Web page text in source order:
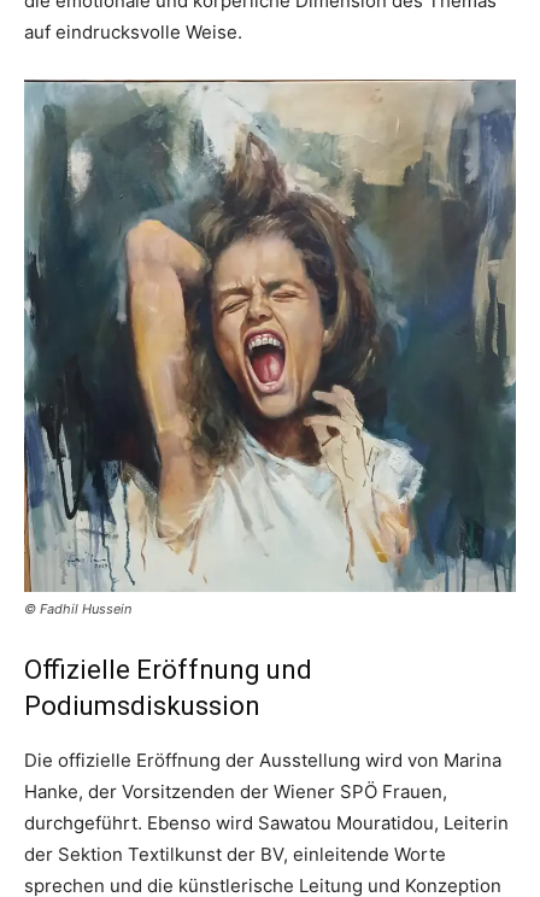
auf eindrucksvolle Weise.
© Fadhil Hussein
Offizielle Eröffnung und
Podiumsdiskussion
Die offizielle Eröffnung der Ausstellung wird von Marina
Hanke, der Vorsitzenden der Wiener SPÖ Frauen,
durchgeführt. Ebenso wird Sawatou Mouratidou, Leiterin
der Sektion Textilkunst der BV, einleitende Worte
sprechen und die künstlerische Leitung und Konzeption